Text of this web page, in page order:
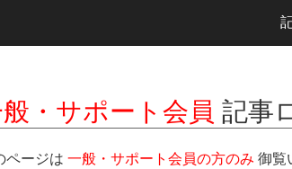
・サポート会員 記事
ページは 一般・サポート会員の方のみ 御覧